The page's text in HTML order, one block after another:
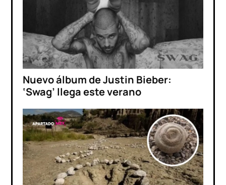
Nuevo álbum de Justin Bieber:
‘Swag’ llega este verano